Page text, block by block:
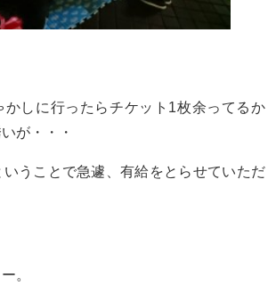
かしに行ったらチケット1枚余ってるか
が・・・
うことで急遽、有給をとらせていただ
。